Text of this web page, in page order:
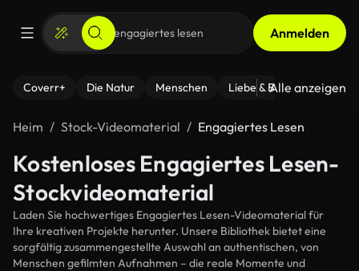
Anmelden
Coverr+ Die Natur Menschen Liebe & Beziehungen
Alle anzeigen
Heim Stock-Videomaterial Engagiertes Lesen
Kostenloses Engagiertes Lesen-
Stockvideomaterial
Laden Sie hochwertiges Engagiertes Lesen-Videomaterial für
Ihre kreativen Projekte herunter. Unsere Bibliothek bietet eine
sorgfältig zusammengestellte Auswahl an authentischen, von
Menschen gefilmten Aufnahmen – die reale Momente und